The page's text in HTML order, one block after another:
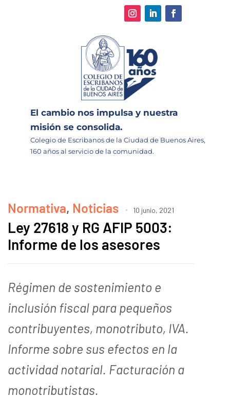
El cambio nos impulsa y nuestra
misión se consolida.
Colegio de Escribanos de la Ciudad de Buenos Aires,
160 años al servicio de la comunidad.
Normativa, Noticias 10 junio, 2021
Ley 27618 y RG AFIP 5003:
Informe de los asesores
Régimen de sostenimiento e
inclusión fiscal para pequeños
contribuyentes, monotributo, IVA.
Informe sobre sus efectos en la
actividad notarial. Facturación a
monotributistas.